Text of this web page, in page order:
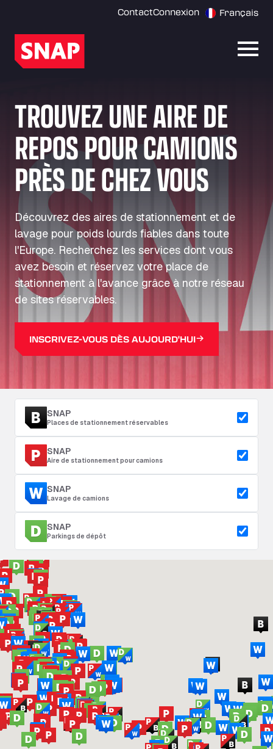
ContactConnexion Français
TROUVEZ UNE AIRE DE
REPOS POUR CAMIONS
PRÈS DE CHEZ VOUS
Découvrez des aires de stationnement et de
lavage pour poids lourds fiables dans toute
l'Europe. Recherchez les services dont vous
avez besoin et réservez votre place de
stationnement à l'avance grâce à notre réseau
de sites réservables.
INSCRIVEZ-VOUS DÈS AUJOURD'HUI
SNAP
Places de stationnement réservables
SNAP
Aire de stationnement pour camions
SNAP
Lavage de camions
SNAP
Parkings de dépôt